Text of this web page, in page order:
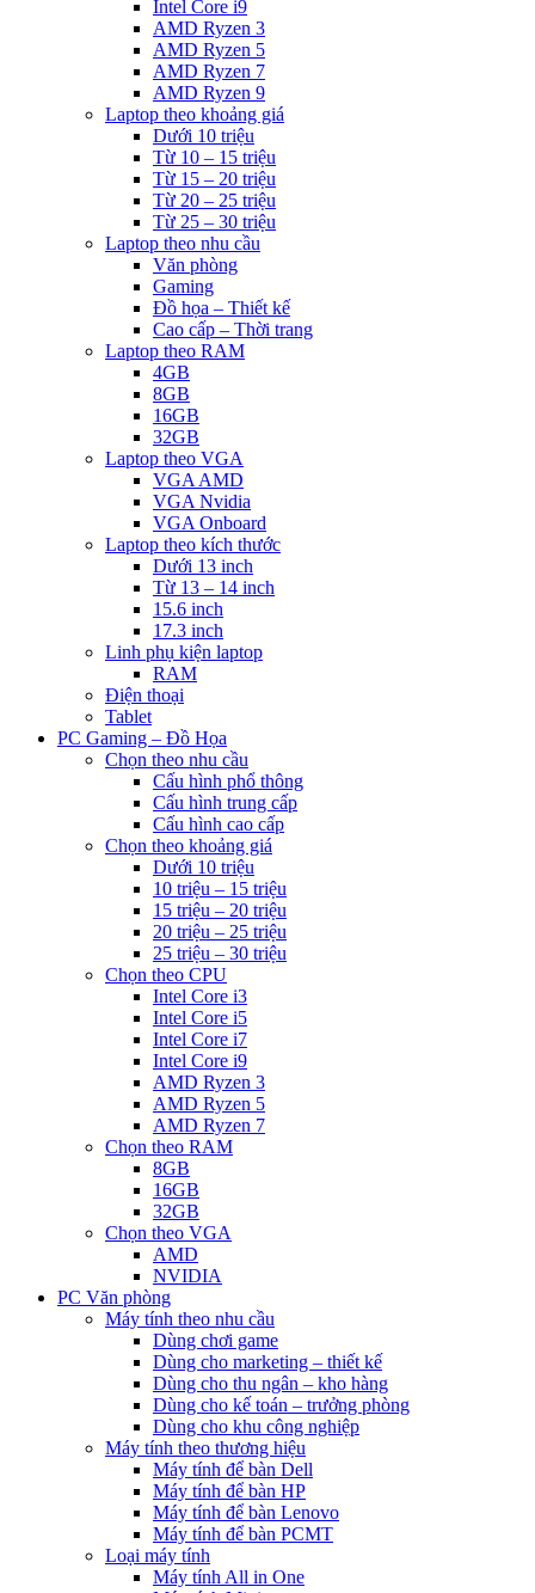
Intel Core i9
AMD Ryzen 3
AMD Ryzen 5
AMD Ryzen 7
AMD Ryzen 9
Laptop theo khoảng giá
Dưới 10 triệu
Từ 10 – 15 triệu
Từ 15 – 20 triệu
Từ 20 – 25 triệu
Từ 25 – 30 triệu
Laptop theo nhu cầu
Văn phòng
Gaming
Đồ họa – Thiết kế
Cao cấp – Thời trang
Laptop theo RAM
4GB
8GB
16GB
32GB
Laptop theo VGA
VGA AMD
VGA Nvidia
VGA Onboard
Laptop theo kích thước
Dưới 13 inch
Từ 13 – 14 inch
15.6 inch
17.3 inch
Linh phụ kiện laptop
RAM
Điện thoại
Tablet
PC Gaming – Đồ Họa
Chọn theo nhu cầu
Cấu hình phổ thông
Cấu hình trung cấp
Cấu hình cao cấp
Chọn theo khoảng giá
Dưới 10 triệu
10 triệu – 15 triệu
15 triệu – 20 triệu
20 triệu – 25 triệu
25 triệu – 30 triệu
Chọn theo CPU
Intel Core i3
Intel Core i5
Intel Core i7
Intel Core i9
AMD Ryzen 3
AMD Ryzen 5
AMD Ryzen 7
Chọn theo RAM
8GB
16GB
32GB
Chọn theo VGA
AMD
NVIDIA
PC Văn phòng
Máy tính theo nhu cầu
Dùng chơi game
Dùng cho marketing – thiết kế
Dùng cho thu ngân – kho hàng
Dùng cho kế toán – trưởng phòng
Dùng cho khu công nghiệp
Máy tính theo thương hiệu
Máy tính để bàn Dell
Máy tính để bàn HP
Máy tính để bàn Lenovo
Máy tính để bàn PCMT
Loại máy tính
Máy tính All in One